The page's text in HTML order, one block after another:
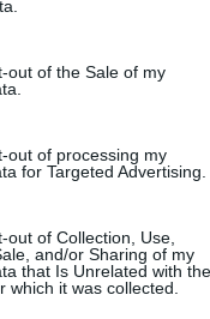
to Google and its
below specified purposes
out of the Sale of my
out of processing my
for Targeted Advertising.
out of Collection, Use,
and/or Sharing of my
that Is Unrelated with the
which it was collected.